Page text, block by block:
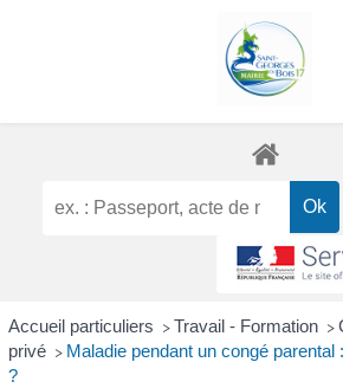
Accueil particuliers > Travail - Formation >
privé > Maladie pendant un congé
?